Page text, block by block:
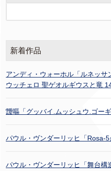
新着作品
アンディ・ウォーホル「ルネッサ
ウッチェロ 聖ゲオルギウスと竜
靉嘔「グッバイ.ムッシュウ.ゴー
パウル・ヴンダーリッヒ「Rosa-
パウル・ヴンダーリッヒ「舞台